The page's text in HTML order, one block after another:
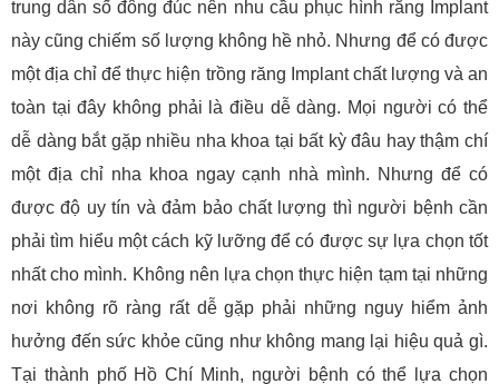
trung dân số đông đúc nên nhu cầu phục hình răng Implant
này cũng chiếm số lượng không hề nhỏ. Nhưng để có được
một địa chỉ để thực hiện trồng răng Implant chất lượng và an
toàn tại đây không phải là điều dễ dàng. Mọi người có thể
dễ dàng bắt gặp nhiều nha khoa tại bất kỳ đâu hay thậm chí
một địa chỉ nha khoa ngay cạnh nhà mình. Nhưng để có
được độ uy tín và đảm bảo chất lượng thì người bệnh cần
phải tìm hiểu một cách kỹ lưỡng để có được sự lựa chọn tốt
nhất cho mình. Không nên lựa chọn thực hiện tạm tại những
nơi không rõ ràng rất dễ gặp phải những nguy hiểm ảnh
hưởng đến sức khỏe cũng như không mang lại hiệu quả gì.
Tại thành phố Hồ Chí Minh, người bệnh có thể lựa chọn